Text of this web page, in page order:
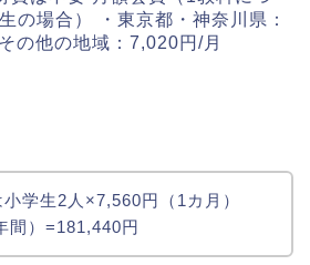
学生2人×7,560円（1カ月）
間）=181,440円